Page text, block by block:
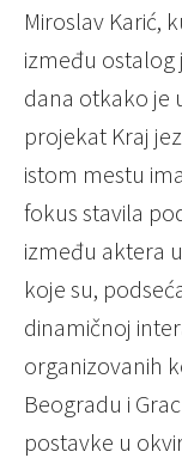
Miroslav Karić,
između ostalog
dana otkako je
projekat Kraj
istom mestu
fokus stavila
između aktera
koje su,
dinamičnoj
organizovanih
Beogradu i
postavke u